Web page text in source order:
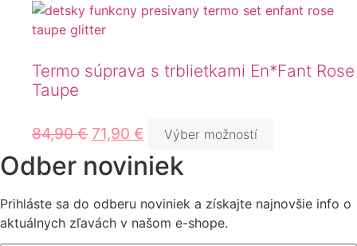
Termo súprava s trblietkami En*Fant Rose
Taupe
84,90€ 71,90 € Výber možností
Odber noviniek
Prihláste sa do odberu noviniek a získajte najnovšie info o
aktuálnych zľavách v našom e-shope.